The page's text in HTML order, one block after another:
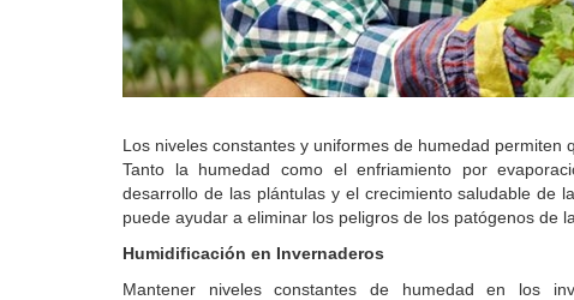
Los niveles constantes y uniformes de humedad permiten
Tanto la humedad como el enfriamiento por
desarrollo de las plántulas y el crecimiento saludable de
puede ayudar a eliminar los peligros de los patógenos de
Humidificación en Invernaderos
Mantener niveles constantes de humedad en los